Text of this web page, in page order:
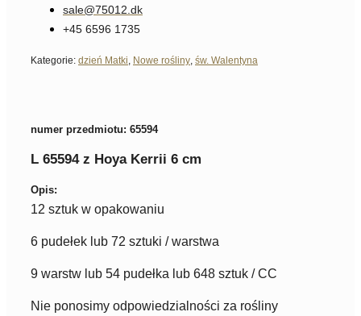
sale@75012.dk
+45 6596 1735
Kategorie: dzień Matki Nowe rośliny św. Walentyna
numer przedmiotu: 65594
L 65594 z Hoya Kerrii 6 cm
Opis:
12 sztuk w opakowaniu
6 pudełek lub 72 sztuki / warstwa
9 warstw lub 54 pudełka lub 648 sztuk / CC
Nie ponosimy odpowiedzialności za rośliny